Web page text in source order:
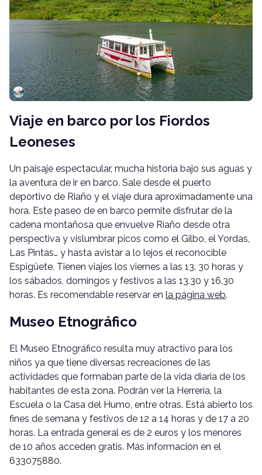
Viaje en barco por los Fiordos
Leoneses
Un paisaje espectacular, mucha historia bajo sus aguas y
la aventura de ir en barco. Sale desde el puerto
deportivo de Riaño y el viaje dura aproximadamente una
hora. Este paseo de en barco permite disfrutar de la
cadena montañosa que envuelve Riaño desde otra
perspectiva y vislumbrar picos como el Gilbo, el Yordas,
Las Pintas… y hasta avistar a lo lejos el reconocible
Espigüete. Tienen viajes los viernes a las 13. 30 horas y
los sábados, domingos y festivos a las 13.30 y 16.30
horas. Es recomendable reservar en la página web.
Museo Etnográfico
El Museo Etnográfico resulta muy atractivo para los
niños ya que tiene diversas recreaciones de las
actividades que formaban parte de la vida diaria de los
habitantes de esta zona. Podrán ver la Herrería, la
Escuela o la Casa del Humo, entre otras. Está abierto los
fines de semana y festivos de 12 a 14 horas y de 17 a 20
horas. La entrada general es de 2 euros y los menores
de 10 años acceden gratis. Más información en el
633075880.